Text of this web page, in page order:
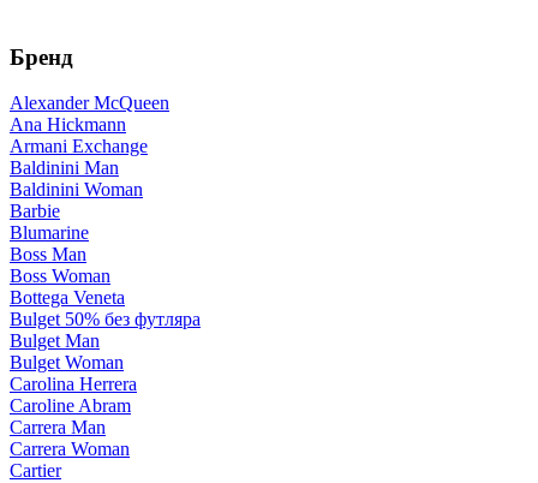
Бренд
Alexander McQueen
Ana Hickmann
Armani Exchange
Baldinini Man
Baldinini Woman
Barbie
Blumarine
Boss Man
Boss Woman
Bottega Veneta
Bulget 50% без футляра
Bulget Man
Bulget Woman
Carolina Herrera
Caroline Abram
Carrera Man
Carrera Woman
Cartier